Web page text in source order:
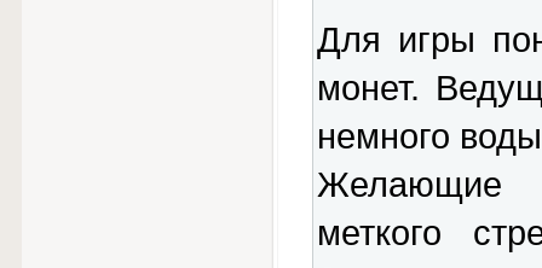
Для игры
монет.
немного
Желающие
меткого